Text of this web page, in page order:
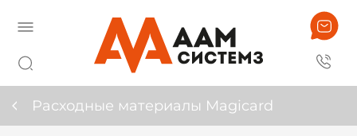
Расходные материалы Magicard